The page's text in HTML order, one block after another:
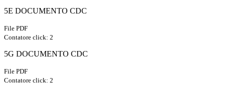
5E DOCUMENTO CDC
File PDF
Contatore click: 2
5G DOCUMENTO CDC
File PDF
Contatore click: 2